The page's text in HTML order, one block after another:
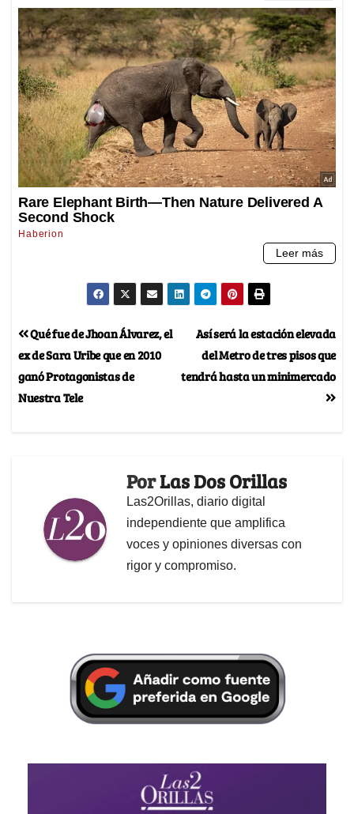
Así será la estación elevada
del Metro de tres pisos que
tendrá hasta un minimercado
Qué fue de Jhoan Álvarez, el
ex de Sara Uribe que en 2010
ganó Protagonistas de
Nuestra Tele
PorLas Dos Orillas
Las2Orillas, diario digital
independiente que amplifica
voces y opiniones diversas con
rigor y compromiso.